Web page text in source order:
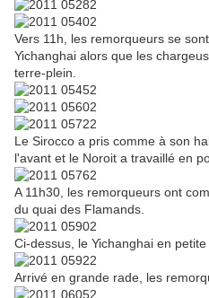
Vers 11h, les remorqueurs se
Yichanghai alors que les
terre-plein.
Le Sirocco a pris comme à son
l'avant et le Noroit a travaillé en
A 11h30, les remorqueurs ont
du quai des Flamands.
Ci-dessus, le Yichanghai en petite
Arrivé en grande rade, les